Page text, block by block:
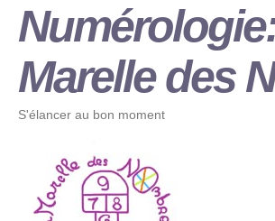
Marelle des
S'élancer au bon moment